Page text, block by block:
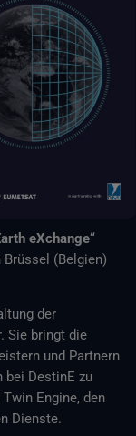
eXchange“
Brüssel (Belgien)
der
Sie bringt die
und Partnern
bei DestinE zu
Engine, den
Dienste.